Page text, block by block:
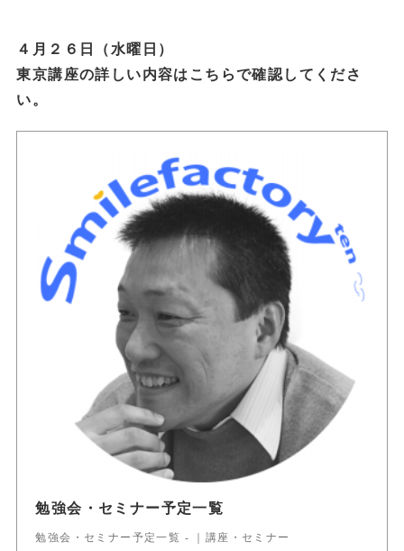
４月２６日（水曜日）
東京講座の詳しい内容はこちらで確認してくださ
い。
勉強会・セミナー予定一覧
勉強会・セミナー予定一覧 - ｜講座・セミナー